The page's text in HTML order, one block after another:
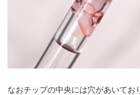
なおチップの中央には穴があいてお